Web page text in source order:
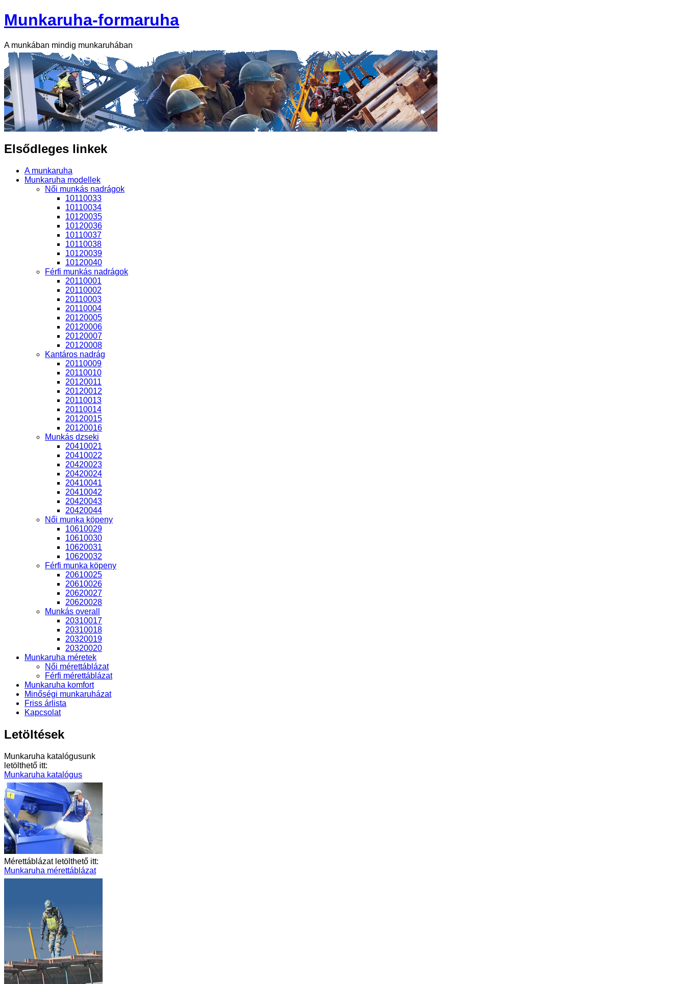
Munkaruha-formaruha
A munkában mindig munkaruhában
Elsődleges linkek
A munkaruha
Munkaruha modellek
Női munkás nadrágok
10110033
10110034
10120035
10120036
10110037
10110038
10120039
10120040
Férfi munkás nadrágok
20110001
20110002
20110003
20110004
20120005
20120006
20120007
20120008
Kantáros nadrág
20110009
20110010
20120011
20120012
20110013
20110014
20120015
20120016
Munkás dzseki
20410021
20410022
20420023
20420024
20410041
20410042
20420043
20420044
Női munka köpeny
10610029
10610030
10620031
10620032
Férfi munka köpeny
20610025
20610026
20620027
20620028
Munkás overall
20310017
20310018
20320019
20320020
Munkaruha méretek
Női mérettáblázat
Férfi mérettáblázat
Munkaruha komfort
Minőségi munkaruházat
Friss árlista
Kapcsolat
Letöltések
Munkaruha katalógusunk
letölthető itt:
Munkaruha katalógus
Mérettáblázat letölthető itt:
Munkaruha mérettáblázat